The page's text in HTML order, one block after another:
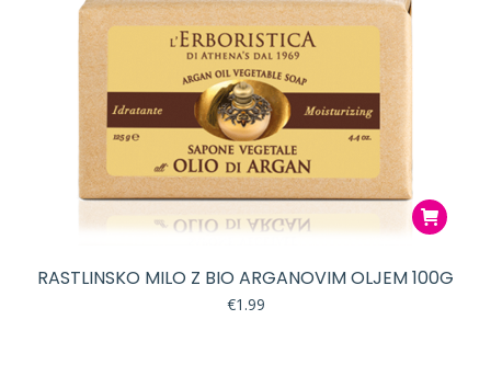
RASTLINSKO MILO Z BIO ARGANOVIM OLJEM 100G
€1.99